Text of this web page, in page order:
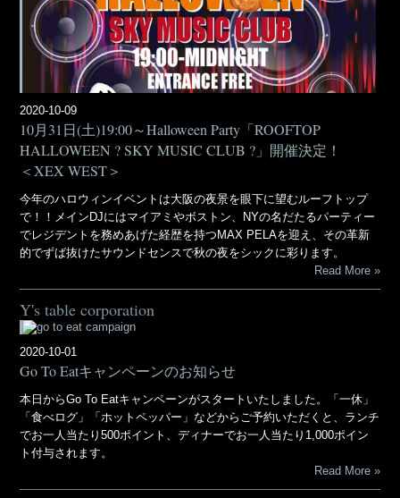
2020-10-09
10月31日(土)19:00～Halloween Party「ROOFTOP
HALLOWEEN ? SKY MUSIC CLUB ?」開催決定！
＜XEX WEST＞
今年のハロウィンイベントは大阪の夜景を眼下に望むルーフトップ
で！！メインDJにはマイアミやボストン、NYの名だたるパーティー
でレジデントを務めあげた経歴を持つMAX PELAを迎え、その革新
的でずば抜けたサウンドセンスで秋の夜をシックに彩ります。
Read More
Y's table corporation
2020-10-01
Go To Eatキャンペーンのお知らせ
本日からGo To Eatキャンペーンがスタートいたしました。「一休」
「食べログ」「ホットペッパー」などからご予約いただくと、ランチ
でお一人当たり500ポイント、ディナーでお一人当たり1,000ポイン
ト付与されます。
Read More